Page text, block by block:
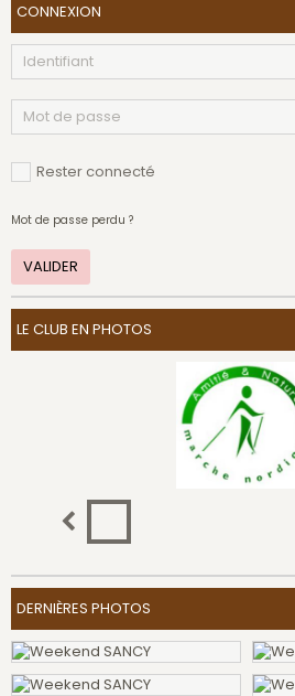
CONNEXION
Rester connecté
Mot de passe perdu ?
VALIDER
LE CLUB EN PHOTOS
DERNIÈRES PHOTOS